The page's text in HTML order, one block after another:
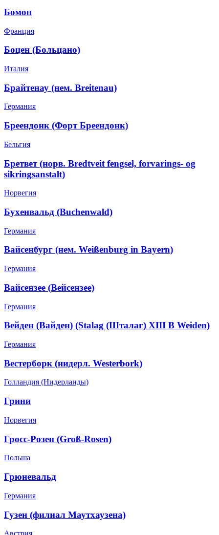
Бомон
Франция
Боцен (Больцано)
Италия
Брайтенау (нем. Breitenau)
Германия
Бреендонк (Форт Бреендонк)
Бельгия
Бретвет (норв. Bredtveit fengsel, forvarings- og
sikringsanstalt)
Норвегия
Бухенвальд (Buchenwald)
Германия
Вайсенбург (нем. Weißenburg in Bayern)
Германия
Вайсензее (Вейсензее)
Германия
Вейден (Вайден) (Stalag (Шталаг) XIII B Weiden)
Германия
Вестерборк (нидерл. Westerbork)
Голландия (Нидерланды)
Грини
Норвегия
Гросс-Розен (Groß-Rosen)
Польша
Грюневальд
Германия
Гузен (филиал Маутхаузена)